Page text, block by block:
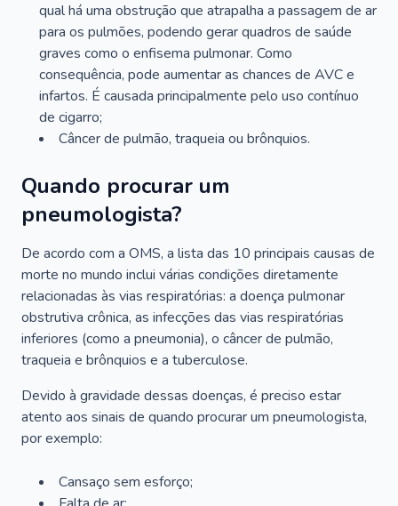
qual há uma obstrução que atrapalha a passagem de ar
para os pulmões, podendo gerar quadros de saúde
graves como o enfisema pulmonar. Como
consequência, pode aumentar as chances de AVC e
infartos. É causada principalmente pelo uso contínuo
de cigarro;
Câncer de pulmão, traqueia ou brônquios.
Quando procurar um
pneumologista?
De acordo com a OMS, a lista das 10 principais causas de
morte no mundo inclui várias condições diretamente
relacionadas às vias respiratórias: a doença pulmonar
obstrutiva crônica, as infecções das vias respiratórias
inferiores (como a pneumonia), o câncer de pulmão,
traqueia e brônquios e a tuberculose.
Devido à gravidade dessas doenças, é preciso estar
atento aos sinais de quando procurar um pneumologista,
por exemplo:
Cansaço sem esforço;